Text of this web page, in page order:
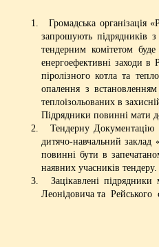
Громадська організація
запрошують підрядників
тендерним комітетом
енергоефективні заходи в
піролізного котла та
опалення з
теплоiзольованих в
Підрядники повинні мати
Тендерну Документацію
дитячо-навчальний
повинні бути в
наявних учасників
Зацікавлені
Леонідовича та